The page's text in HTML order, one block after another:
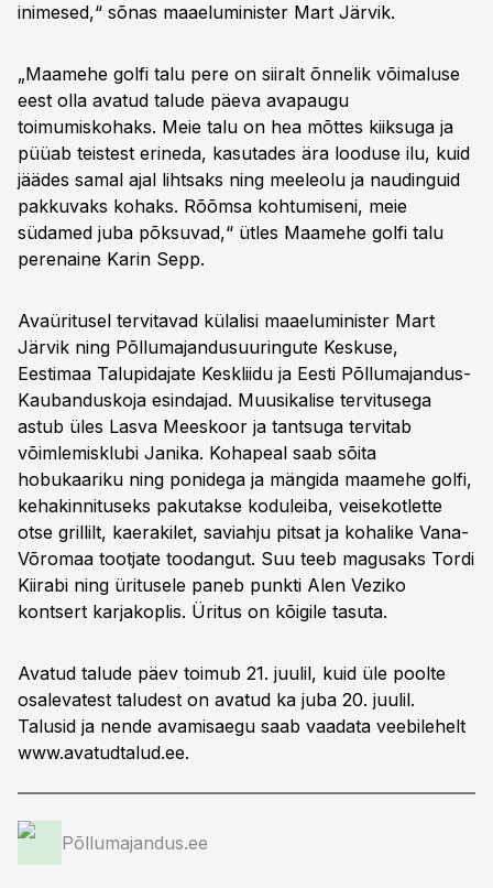
inimesed,“ sõnas maaeluminister Mart Järvik.
„Maamehe golfi talu pere on siiralt õnnelik võimaluse
eest olla avatud talude päeva avapaugu
toimumiskohaks. Meie talu on hea mõttes kiiksuga ja
püüab teistest erineda, kasutades ära looduse ilu, kuid
jäädes samal ajal lihtsaks ning meeleolu ja naudinguid
pakkuvaks kohaks. Rõõmsa kohtumiseni, meie
südamed juba põksuvad,“ ütles Maamehe golfi talu
perenaine Karin Sepp.
Avaüritusel tervitavad külalisi maaeluminister Mart
Järvik ning Põllumajandusuuringute Keskuse,
Eestimaa Talupidajate Keskliidu ja Eesti Põllumajandus-
Kaubanduskoja esindajad. Muusikalise tervitusega
astub üles Lasva Meeskoor ja tantsuga tervitab
võimlemisklubi Janika. Kohapeal saab sõita
hobukaariku ning ponidega ja mängida maamehe golfi,
kehakinnituseks pakutakse koduleiba, veisekotlette
otse grillilt, kaerakilet, saviahju pitsat ja kohalike Vana-
Võromaa tootjate toodangut. Suu teeb magusaks Tordi
Kiirabi ning üritusele paneb punkti Alen Veziko
kontsert karjakoplis. Üritus on kõigile tasuta.
Avatud talude päev toimub 21. juulil, kuid üle poolte
osalevatest taludest on avatud ka juba 20. juulil.
Talusid ja nende avamisaegu saab vaadata veebilehelt
www.avatudtalud.ee.
Põllumajandus.ee